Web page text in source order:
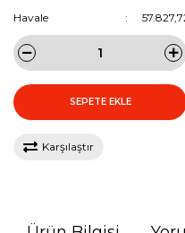
Havale
SEPETE EKLE
Karşılaştır